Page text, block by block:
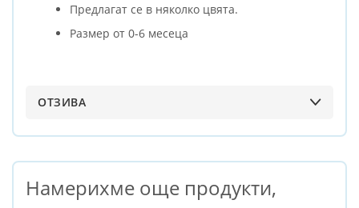
Предлагат се в няколко цвята.
Размер от 0-6 месеца
ОТЗИВА
Намерихме още продукти,